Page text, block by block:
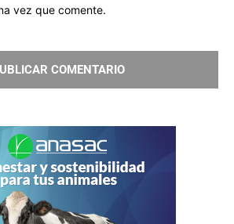
vez que comente.